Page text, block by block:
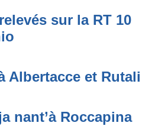
sur la RT 10
Albertacce et Rutali
nant’à Roccapina